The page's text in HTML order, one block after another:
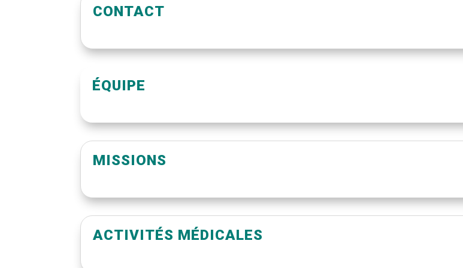
CONTACT
ÉQUIPE
MISSIONS
ACTIVITÉS MÉDICALES